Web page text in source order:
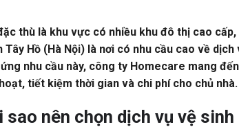
thù là khu vực có nhiều khu đô thị cao
Tây Hồ (Hà Nội) là nơi có nhu cầu cao về
nhu cầu này, công ty Homecare mang
tiết kiệm thời gian và chi phí cho chủ nhà.
sao nên chọn dịch vụ vệ